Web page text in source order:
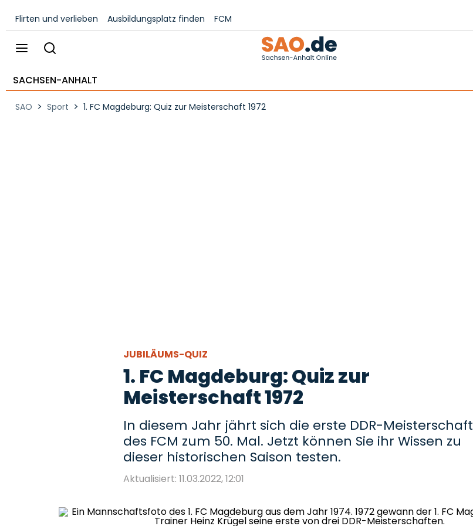
Flirten und verlieben Ausbildungsplatz finden FCM
SACHSEN-ANHALT
SAO > Sport > 1. FC Magdeburg: Quiz zur Meisterschaft 1972
JUBILÄUMS-QUIZ
1. FC Magdeburg: Quiz zur
Meisterschaft 1972
In diesem Jahr jährt sich die erste DDR-Meisterschaft
des FCM zum 50. Mal. Jetzt können Sie ihr Wissen zu
dieser historischen Saison testen.
Aktualisiert: 11.03.2022, 12:01